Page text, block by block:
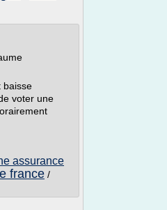
baisse
voter une
assurance
france /